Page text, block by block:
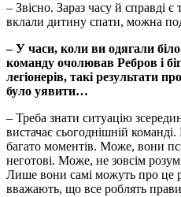
– Звісно. Зараз часу й справді
вклали дитину спати, можна
– У часи, коли ви одягали
команду очолював Ребров і
легіонерів, такі результати
було уявити…
– Треба знати ситуацію
вистачає сьогоднішній
багато моментів. Може, вони
неготові. Може, не зовсім
Лише вони самі можуть про це
вважають, що все роблять